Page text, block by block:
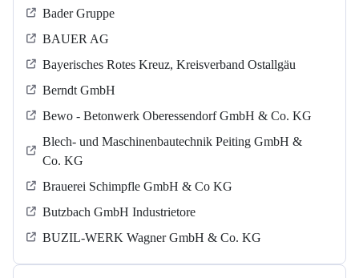
Bader Gruppe
BAUER AG
Bayerisches Rotes Kreuz, Kreisverband Ostallgäu
Berndt GmbH
Bewo - Betonwerk Oberessendorf GmbH & Co. KG
Blech- und Maschinenbautechnik Peiting GmbH &
Co. KG
Brauerei Schimpfle GmbH & Co KG
Butzbach GmbH Industrietore
BUZIL-WERK Wagner GmbH & Co. KG